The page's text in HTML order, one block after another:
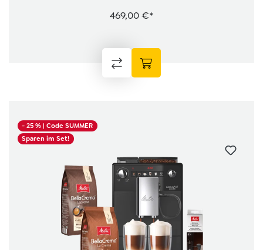
469,00 €*
- 25 %| Code SUMMER
Sparen im Set!